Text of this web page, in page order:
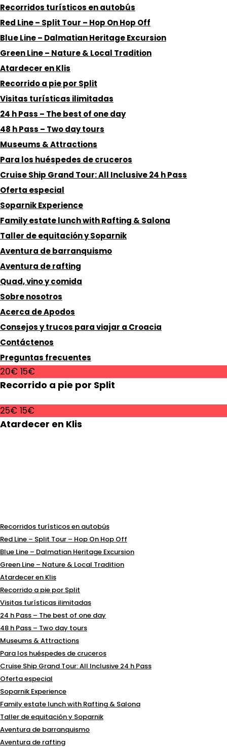
Recorridos turísticos en autobús
Red Line – Split Tour – Hop On Hop Off
Blue Line – Dalmatian Heritage Excursion
Green Line – Nature & Local Tradition
Atardecer en Klis
Recorrido a pie por Split
Visitas turísticas ilimitadas
24 h Pass – The best of one day
48 h Pass – Two day tours
Museums & Attractions
Para los huéspedes de cruceros
Cruise Ship Grand Tour: All Inclusive 24 h Pass
Oferta especial
Soparnik Experience
Family estate lunch with Rafting & Salona
Taller de equitación y Soparnik
Aventura de barranquismo
Aventura de rafting
Quad, vino y comida
Sobre nosotros
Acerca de Apodos
Consejos y trucos para viajar a Croacia
Contáctenos
Preguntas frecuentes
20€ 15€
Recorrido a pie por Split
25€ 15€
Atardecer en Klis
Recorridos turísticos en autobús
Red Line – Split Tour – Hop On Hop Off
Blue Line – Dalmatian Heritage Excursion
Green Line – Nature & Local Tradition
Atardecer en Klis
Recorrido a pie por Split
Visitas turísticas ilimitadas
24 h Pass – The best of one day
48 h Pass – Two day tours
Museums & Attractions
Para los huéspedes de cruceros
Cruise Ship Grand Tour: All Inclusive 24 h Pass
Oferta especial
Soparnik Experience
Family estate lunch with Rafting & Salona
Taller de equitación y Soparnik
Aventura de barranquismo
Aventura de rafting